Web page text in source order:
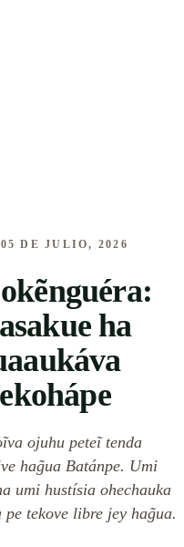
05 DE JULIO, 2026
ha
ojuhu peteĩ tenda
hag̃ua Batánpe. Umi
umi hustísia ohechauka
tekove libre jey hag̃ua.